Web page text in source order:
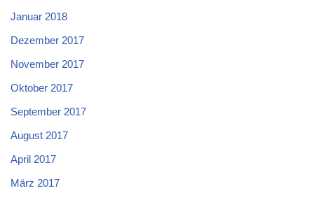
Januar 2018
Dezember 2017
November 2017
Oktober 2017
September 2017
August 2017
April 2017
März 2017